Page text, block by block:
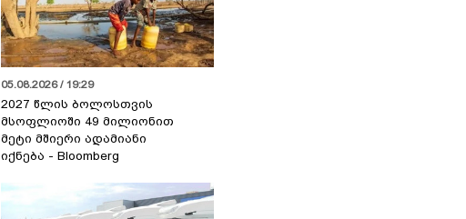
05.08.2026 / 19:29
2027 წლის ბოლოსთვის
მსოფლიოში 49 მილიონით
მეტი მშიერი ადამიანი
იქნება - Bloomberg